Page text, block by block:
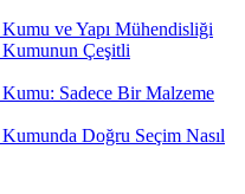
ve Yapı Mühendisliği
Çeşitli
Sadece Bir Malzeme
Doğru Seçim Nasıl